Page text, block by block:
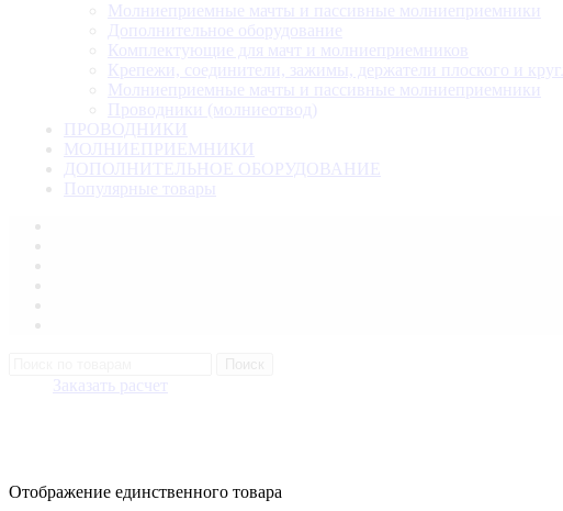
Молниеприемные мачты и пассивные молниеприемники
Дополнительное оборудование
Комплектующие для мачт и молниеприемников
Крепежи, соединители, зажимы, держатели плоского и
Молниеприемные мачты и пассивные молниеприемники
Проводники (молниеотвод)
ПРОВОДНИКИ
МОЛНИЕПРИЕМНИКИ
ДОПОЛНИТЕЛЬНОЕ ОБОРУДОВАНИЕ
Популярные товары
Заказать расчет
Отображение единственного товара